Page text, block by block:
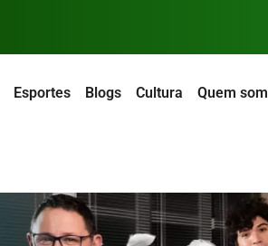
Esportes Blogs Cultura Quem